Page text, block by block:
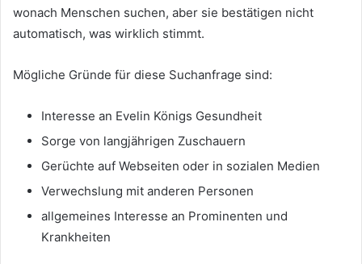
wonach Menschen suchen, aber sie bestätigen nicht
automatisch, was wirklich stimmt.
Mögliche Gründe für diese Suchanfrage sind:
Interesse an Evelin Königs Gesundheit
Sorge von langjährigen Zuschauern
Gerüchte auf Webseiten oder in sozialen Medien
Verwechslung mit anderen Personen
allgemeines Interesse an Prominenten und
Krankheiten